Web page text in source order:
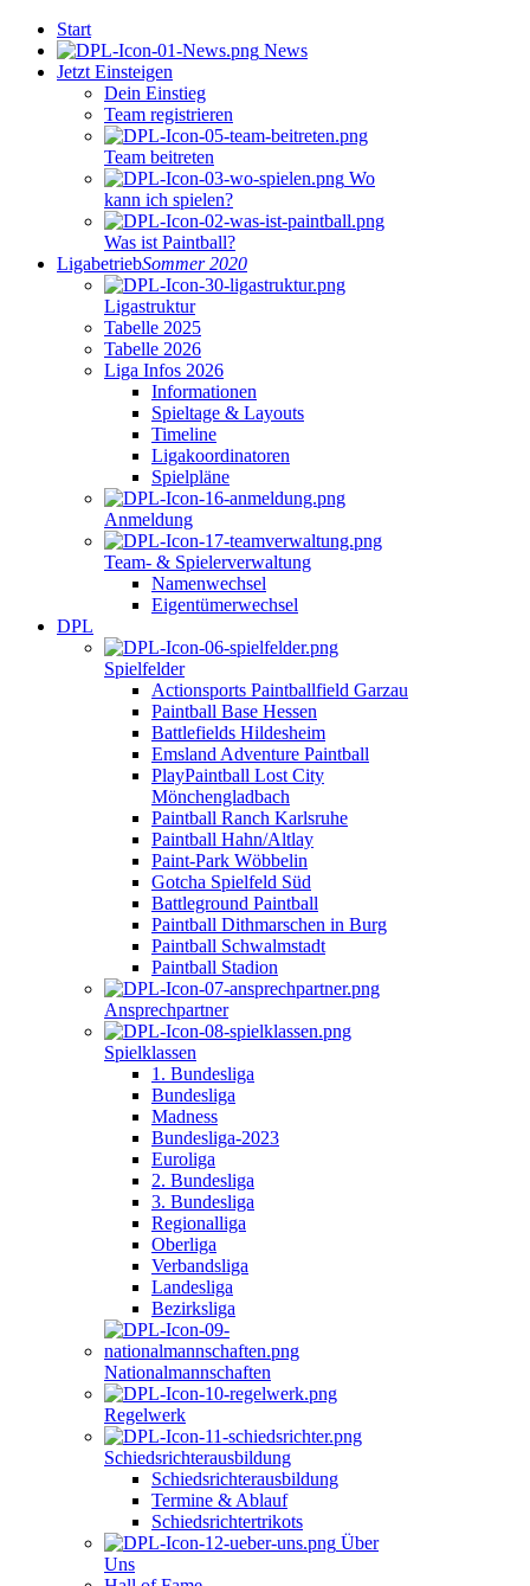
Start
News
Jetzt Einsteigen
Dein Einstieg
Team registrieren
Team beitreten
Wo
kann ich spielen?
Was ist Paintball?
LigabetriebSommer 2020
Ligastruktur
Tabelle 2025
Tabelle 2026
Liga Infos 2026
Informationen
Spieltage & Layouts
Timeline
Ligakoordinatoren
Spielpläne
Anmeldung
Team- & Spielerverwaltung
Namenwechsel
Eigentümerwechsel
DPL
Spielfelder
Actionsports Paintballfield Garzau
Paintball Base Hessen
Battlefields Hildesheim
Emsland Adventure Paintball
PlayPaintball Lost City
Mönchengladbach
Paintball Ranch Karlsruhe
Paintball Hahn/Altlay
Paint-Park Wöbbelin
Gotcha Spielfeld Süd
Battleground Paintball
Paintball Dithmarschen in Burg
Paintball Schwalmstadt
Paintball Stadion
Ansprechpartner
Spielklassen
1. Bundesliga
Bundesliga
Madness
Bundesliga-2023
Euroliga
2. Bundesliga
3. Bundesliga
Regionalliga
Oberliga
Verbandsliga
Landesliga
Bezirksliga
Nationalmannschaften
Regelwerk
Schiedsrichterausbildung
Schiedsrichterausbildung
Termine & Ablauf
Schiedsrichtertrikots
Über
Uns